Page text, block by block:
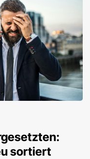
sortiert